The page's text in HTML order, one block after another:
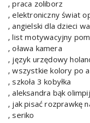
, praca zoliborz
, elektroniczny świat
, angielski dla dzieci
, list motywacyjny
, oława kamera
, język urzędowy
, wszystkie kolory po
, szkoła 3 kobyłka
, aleksandra bąk
, jak pisać rozprawkę
, seriko